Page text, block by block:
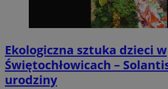
Ekologiczna sztuka dzieci w
Świętochłowicach –
urodziny
Funkcjonalność